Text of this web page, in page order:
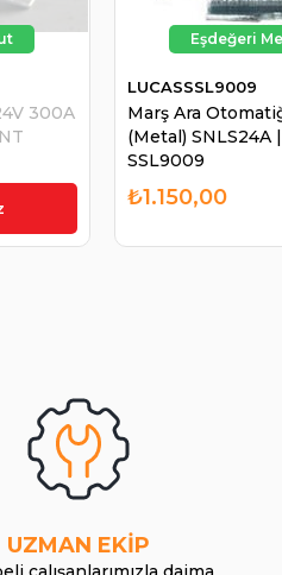
300A
Marş Ara
(Metal) SNLS24A
SSL9009
LUCASSSL9009
₺1.150,00
UZMAN EKİP